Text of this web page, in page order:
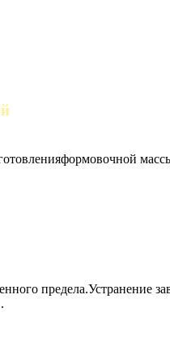
предела.Устранение